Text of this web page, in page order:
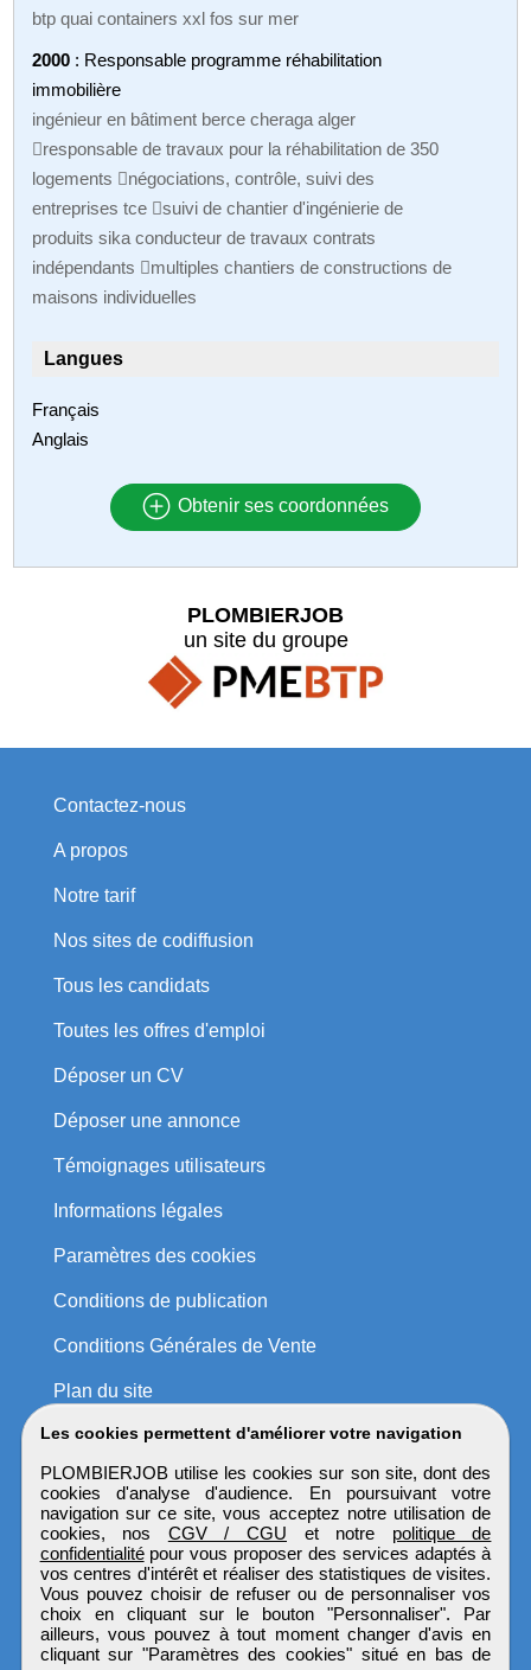
btp quai containers xxl fos sur mer
2000 : Responsable programme réhabilitation
immobilière
ingénieur en bâtiment berce cheraga alger
responsable de travaux pour la réhabilitation de 350
logements négociations, contrôle, suivi des
entreprises tce suivi de chantier d'ingénierie de
produits sika conducteur de travaux contrats
indépendants multiples chantiers de constructions de
maisons individuelles
Langues
Français
Anglais
Obtenir ses coordonnées
Les cookies permettent d'améliorer votre navigation
PLOMBIERJOB utilise les cookies sur son site, dont des
cookies d'analyse d'audience. En poursuivant votre
navigation sur ce site, vous acceptez notre utilisation de
cookies, nos CGV / CGU et notre politique de
confidentialitépour vous proposer des services adaptés à
vos centres d'intérêt et réaliser des statistiques de visites.
Vous pouvez choisir de refuser ou de personnaliser vos
choix en cliquant sur le bouton "Personnaliser". Par
ailleurs, vous pouvez à tout moment changer d'avis en
cliquant sur "Paramètres des cookies" situé en bas de
PLOMBIERJOB
un site du groupe
Contactez-nous
A propos
Notre tarif
Nos sites de codiffusion
Tous les candidats
Toutes les offres d'emploi
Déposer un CV
Déposer une annonce
Témoignages utilisateurs
Informations légales
Paramètres des cookies
Conditions de publication
Conditions Générales de Vente
Plan du site